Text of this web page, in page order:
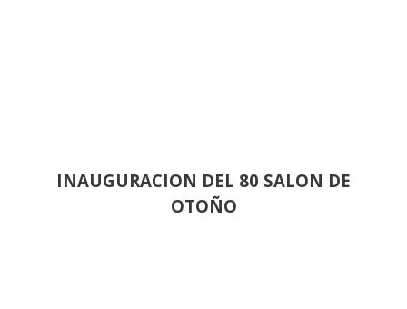
INAUGURACION DEL 80 SALON DE
OTOÑO